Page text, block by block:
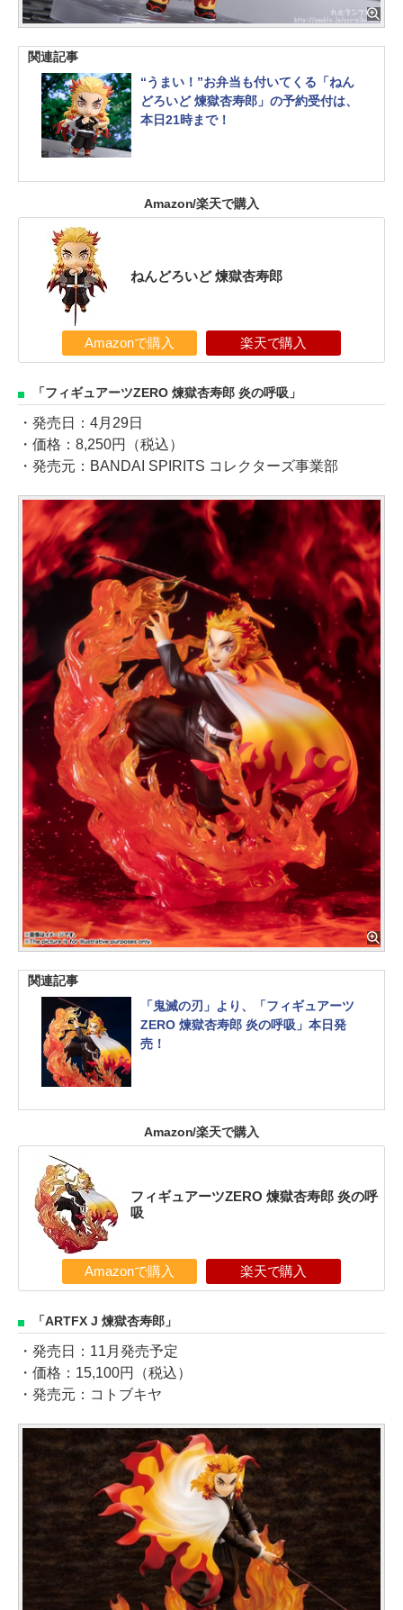
関連記事
“うまい！”お弁当も付いてくる「ねん
どろいど 煉獄杏寿郎」の予約受付は、
本日21時まで！
Amazon/楽天で購入
ねんどろいど 煉獄杏寿郎
Amazonで購入 楽天で購入
「フィギュアーツZERO 煉獄杏寿郎 炎の呼吸」
・発売日：4月29日
・価格：8,250円（税込）
・発売元：BANDAI SPIRITS コレクターズ事業部
関連記事
「鬼滅の刃」より、「フィギュアーツ
ZERO 煉獄杏寿郎 炎の呼吸」本日発
売！
Amazon/楽天で購入
フィギュアーツZERO 煉獄杏寿郎 炎の呼
吸
Amazonで購入 楽天で購入
「ARTFX J 煉獄杏寿郎」
・発売日：11月発売予定
・価格：15,100円（税込）
・発売元：コトブキヤ